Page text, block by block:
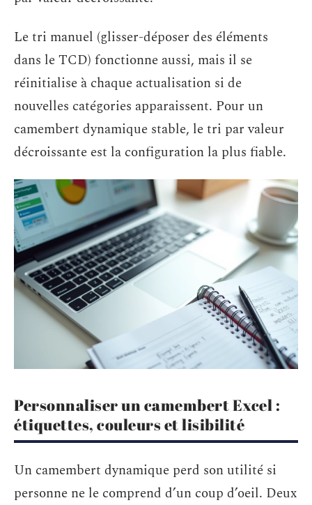
Le tri manuel (glisser-déposer des éléments
dans le TCD) fonctionne aussi, mais il se
réinitialise à chaque actualisation si de
nouvelles catégories apparaissent. Pour un
camembert dynamique stable, le tri par valeur
décroissante est la configuration la plus fiable.
Personnaliser un camembert Excel :
étiquettes, couleurs et lisibilité
Un camembert dynamique perd son utilité si
personne ne le comprend d’un coup d’oeil. Deux